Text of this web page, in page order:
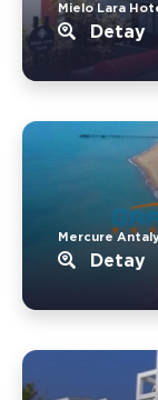
Mielo Lara
Detay
Mercure
Detay